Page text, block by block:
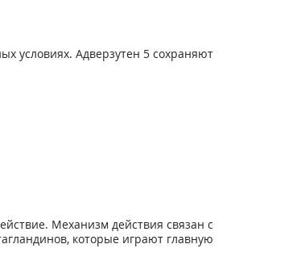
условиях. Адверзутен 5 сохраняют
Механизм действия связан с
которые играют главную